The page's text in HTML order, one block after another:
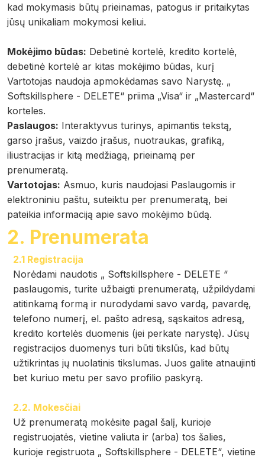
kad mokymasis būtų prieinamas, patogus ir pritaikytas
jūsų unikaliam mokymosi keliui.
Mokėjimo būdas: Debetinė kortelė, kredito kortelė,
debetinė kortelė ar kitas mokėjimo būdas, kurį
Vartotojas naudoja apmokėdamas savo Narystę. „
Softskillsphere - DELETE“ priima „Visa“ ir „Mastercard“
korteles.
Paslaugos: Interaktyvus turinys, apimantis tekstą,
garso įrašus, vaizdo įrašus, nuotraukas, grafiką,
iliustracijas ir kitą medžiagą, prieinamą per
prenumeratą.
Vartotojas: Asmuo, kuris naudojasi Paslaugomis ir
elektroniniu paštu, suteiktu per prenumeratą, bei
pateikia informaciją apie savo mokėjimo būdą.
2. Prenumerata
2.1 Registracija
Norėdami naudotis „ Softskillsphere - DELETE “
paslaugomis, turite užbaigti prenumeratą, užpildydami
atitinkamą formą ir nurodydami savo vardą, pavardę,
telefono numerį, el. pašto adresą, sąskaitos adresą,
kredito kortelės duomenis (jei perkate narystę). Jūsų
registracijos duomenys turi būti tikslūs, kad būtų
užtikrintas jų nuolatinis tikslumas. Juos galite atnaujinti
bet kuriuo metu per savo profilio paskyrą.
2.2. Mokesčiai
Už prenumeratą mokėsite pagal šalį, kurioje
registruojatės, vietine valiuta ir (arba) tos šalies,
kurioje registruota „ Softskillsphere - DELETE“, vietine